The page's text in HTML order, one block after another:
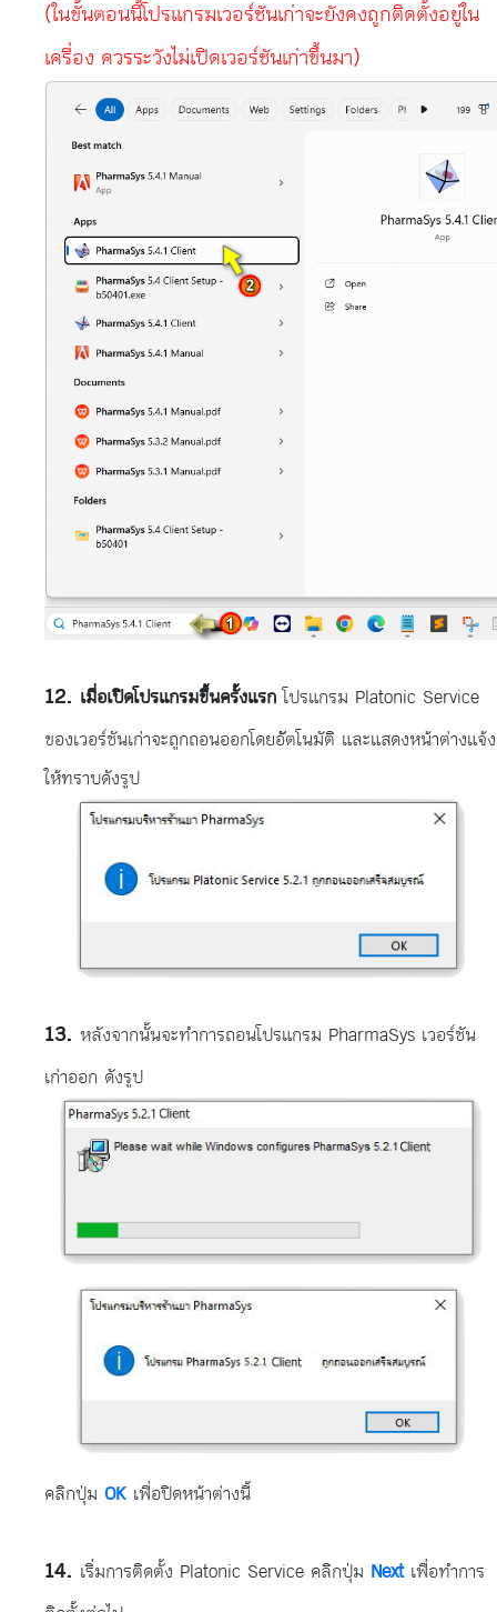
(ในขั้นตอนนี้โปรแกรมเวอร์ชันเก่าจะยังคงถูกติดตั้งอยู่ใน
เครื่อง ควรระวังไม่เปิดเวอร์ชันเก่าขึ้นมา)
เมื่อเปิดโปรแกรมขึ้นครั้งแรกโปรแกรม Platonic Service
ของเวอร์ชันเก่าจะถูกถอนออกโดยอััตโนมัติ และแสดงหน้าต่างแจ้ง
ให้ทราบดังรูป
หลังจากนั้นจะทำการถอนโปรแกรม PharmaSys เวอร์ชัน
เก่าออก ดังรูป
คลิกปุ่ม OK เพื่อปิดหน้าต่างนี้
เริ่มการติดตั้ง Platonic Service คลิกปุ่ม Nextเพื่อทำการ